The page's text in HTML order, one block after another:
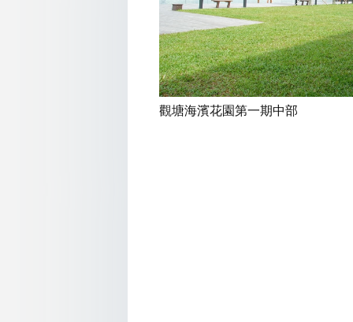
觀塘海濱花園第一期中部